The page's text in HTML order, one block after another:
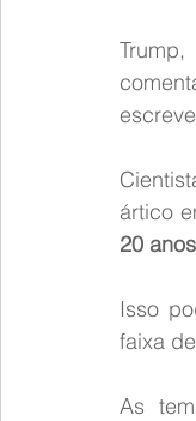
ártico
20
Isso
faixa
As